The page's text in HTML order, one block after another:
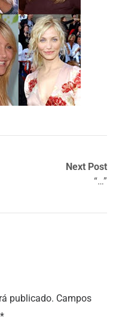
Next Post
“…”
publicado. Campos
*